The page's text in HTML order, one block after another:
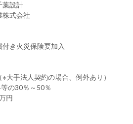
設計
式会社
火災保険要加入
手法人契約の場合、例外あり）
の30％～50％
円